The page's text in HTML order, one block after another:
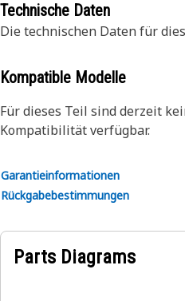
Technische Daten
Die technischen Daten für
Kompatible Modelle
Für dieses Teil sind derzeit
Kompatibilität verfügbar.
Garantieinformationen
Rückgabebestimmungen
Parts Diagrams